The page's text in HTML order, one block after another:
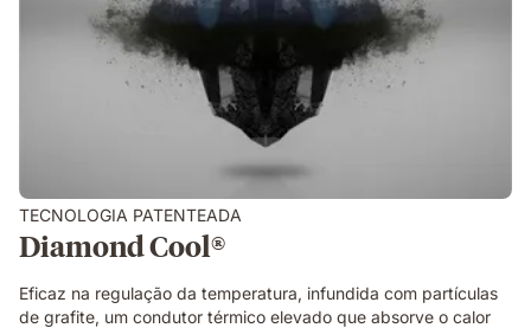
TECNOLOGIA PATENTEADA​
Diamond Cool®
Eficaz na regulação da temperatura, infundida com partículas
de grafite, um condutor térmico elevado que absorve o calor